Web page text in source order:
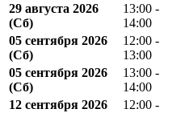
29 августа 2026
(Сб)
13:00 -
14:00
05 сентября 2026
(Сб)
12:00 -
13:00
05 сентября 2026
(Сб)
13:00 -
14:00
12 сентября 2026
12:00 -